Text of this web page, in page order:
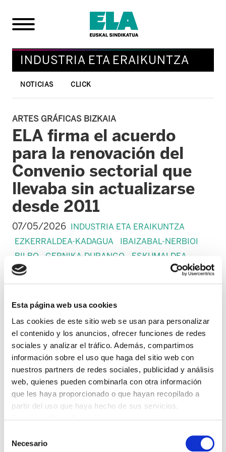
Esta página web usa cookies
Las cookies de este sitio web se usan para personalizar
el contenido y los anuncios, ofrecer funciones de redes
sociales y analizar el tráfico. Además, compartimos
información sobre el uso que haga del sitio web con
nuestros partners de redes sociales, publicidad y análisis
web, quienes pueden combinarla con otra información
que les haya proporcionado o que hayan recopilado a
partir del uso que haya hecho de sus servicios.
Necesario
INDUSTRIA ETA ERAIKUNTZA
NOTICIAS CLICK
ARTES GRÁFICAS BIZKAIA
ELA firma el acuerdo
para la renovación del
Convenio sectorial que
llevaba sin actualizarse
desde 2011
07/05/2026 INDUSTRIA ETA ERAIKUNTZA
EZKERRALDEA-KADAGUA
IBAIZABAL-NERBIOI
BILBO
GERNIKA-DURANGO ESKUMALDEA
El nuevo convenio, vigente para 2026-
2027, contempla una subida salarial
garantía de actualización al IPC en 2027,